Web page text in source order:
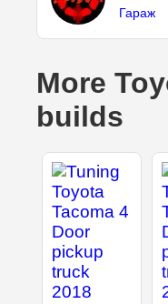
Гараж
More
builds